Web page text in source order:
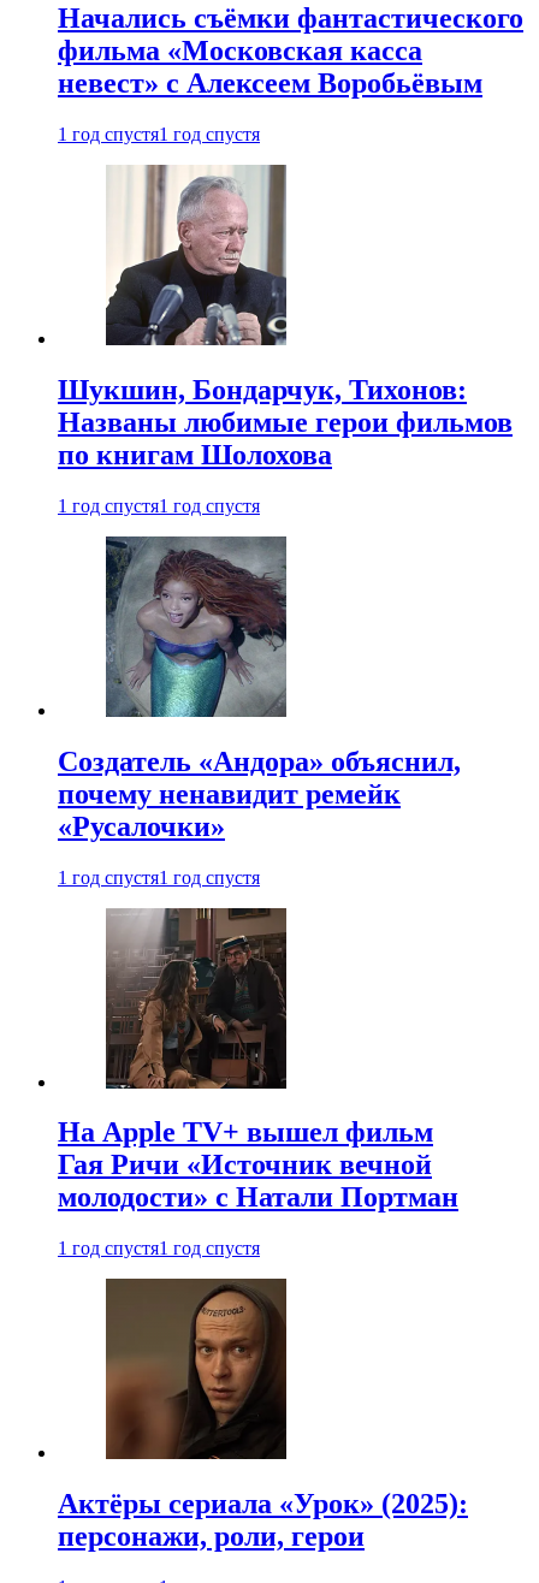
Начались съёмки фантастического
фильма «Московская касса
невест» с Алексеем Воробьёвым
1 год спустя1 год спустя
Шукшин, Бондарчук, Тихонов:
Названы любимые герои фильмов
по книгам Шолохова
1 год спустя1 год спустя
Создатель «Андора» объяснил,
почему ненавидит ремейк
«Русалочки»
1 год спустя1 год спустя
На Apple TV+ вышел фильм
Гая Ричи «Источник вечной
молодости» с Натали Портман
1 год спустя1 год спустя
Актёры сериала «Урок» (2025):
персонажи, роли, герои